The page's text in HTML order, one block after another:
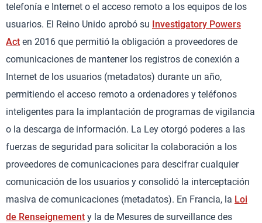
telefonía e Internet o el acceso remoto a los equipos de los
usuarios. El Reino Unido aprobó su Investigatory Powers
Act en 2016 que permitió la obligación a proveedores de
comunicaciones de mantener los registros de conexión a
Internet de los usuarios (metadatos) durante un año,
permitiendo el acceso remoto a ordenadores y teléfonos
inteligentes para la implantación de programas de vigilancia
o la descarga de información. La Ley otorgó poderes a las
fuerzas de seguridad para solicitar la colaboración a los
proveedores de comunicaciones para descifrar cualquier
comunicación de los usuarios y consolidó la interceptación
masiva de comunicaciones (metadatos). En Francia, la Loi
de Renseignement y la de Mesures de surveillance des